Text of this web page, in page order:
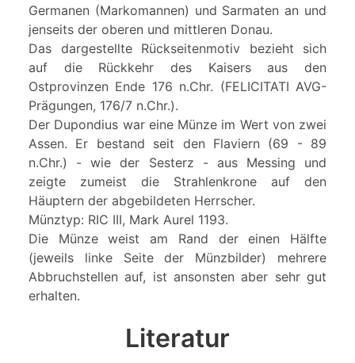
Germanen (Markomannen) und Sarmaten an und
jenseits der oberen und mittleren Donau.
Das dargestellte Rückseitenmotiv bezieht sich
auf die Rückkehr des Kaisers aus den
Ostprovinzen Ende 176 n.Chr. (FELICITATI AVG-
Prägungen, 176/7 n.Chr.).
Der Dupondius war eine Münze im Wert von zwei
Assen. Er bestand seit den Flaviern (69 - 89
n.Chr.) - wie der Sesterz - aus Messing und
zeigte zumeist die Strahlenkrone auf den
Häuptern der abgebildeten Herrscher.
Münztyp: RIC III, Mark Aurel 1193.
Die Münze weist am Rand der einen Hälfte
(jeweils linke Seite der Münzbilder) mehrere
Abbruchstellen auf, ist ansonsten aber sehr gut
erhalten.
Literatur